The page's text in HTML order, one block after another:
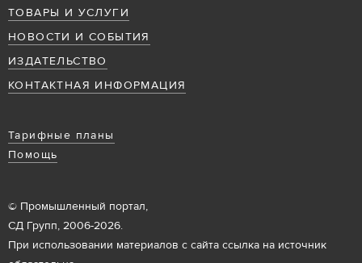
ТОВАРЫ И УСЛУГИ
НОВОСТИ И СОБЫТИЯ
ИЗДАТЕЛЬСТВО
КОНТАКТНАЯ ИНФОРМАЦИЯ
Тарифные планы
Помощь
© Промышленный портал,
СД Групп, 2006-2026.
При использовании материалов с сайта ссылка на источник